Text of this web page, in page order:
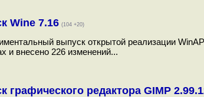
Wine 7.16 (104 +20)
выпуск открытой реализации
и внесено 226 изменений...
графического редактора GIMP